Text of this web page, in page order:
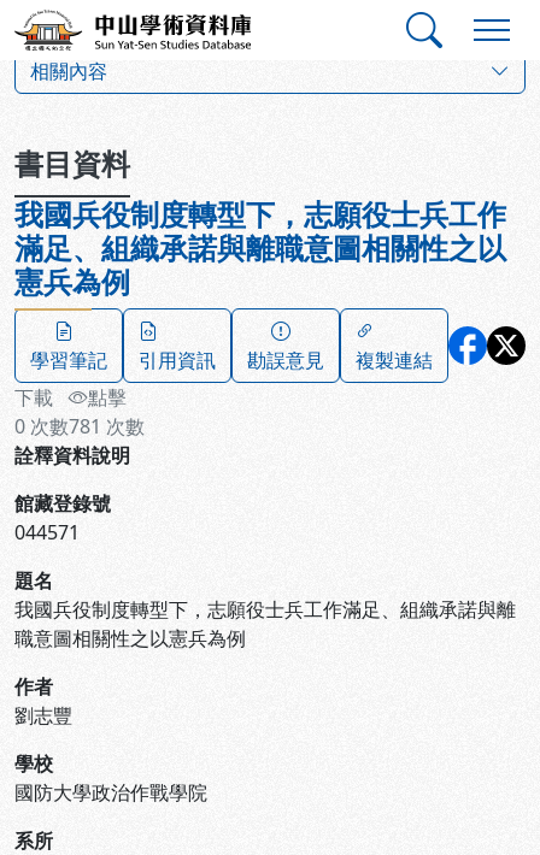
跳到主要內容
中山學術資料庫
相關內容
書目資料
我國兵役制度轉型下，志願役士兵工作
滿足、組織承諾與離職意圖相關性之以
憲兵為例
學習筆記 引用資訊 勘誤意見
複製連結
下載
0 次數
點擊
781 次數
詮釋資料說明
館藏登錄號
044571
題名
我國兵役制度轉型下，志願役士兵工作滿足、組織承諾與離
職意圖相關性之以憲兵為例
作者
劉志豐
學校
國防大學政治作戰學院
系所